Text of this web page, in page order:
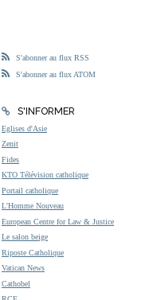
S'abonner au flux RSS
S'abonner au flux ATOM
S'INFORMER
Eglises d'Asie
Zenit
Fides
KTO Télévision catholique
Portail catholique
L'Homme Nouveau
European Centre for Law & Justice
Le salon beige
Riposte Catholique
Vatican News
Cathobel